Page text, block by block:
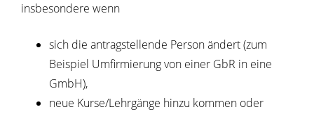
insbesondere wenn
sich die antragstellende Person ändert (zum
Beispiel Umfirmierung von einer GbR in eine
GmbH),
neue Kurse/Lehrgänge hinzu kommen oder